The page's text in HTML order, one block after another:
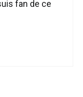
fan de ce